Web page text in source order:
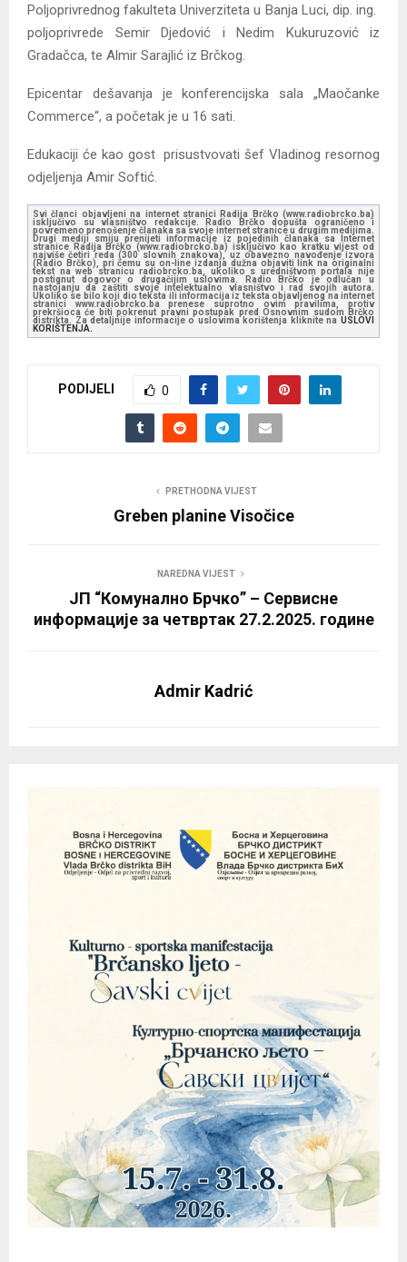
Poljoprivrednog fakulteta Univerziteta u Banja Luci, dip. ing.
poljoprivrede Semir Djedović i Nedim Kukuruzović iz
Gradačca, te Almir Sarajlić iz Brčkog.
Epicentar dešavanja je konferencijska sala „Maočanke
Commerce“, a početak je u 16 sati.
Edukaciji će kao gost prisustvovati šef Vladinog resornog
odjeljenja Amir Softić.
Svi članci objavljeni na internet stranici Radija Brčko (www.radiobrcko.ba)
isključivo su vlasništvo redakcije. Radio Brčko dopušta ograničeno i
povremeno prenošenje članaka sa svoje internet stranice u drugim medijima.
Drugi mediji smiju prenijeti informacije iz pojedinih članaka sa Internet
stranice Radija Brčko (www.radiobrcko.ba) isključivo kao kratku vijest od
najviše četiri reda (300 slovnih znakova), uz obavezno navođenje izvora
(Radio Brčko), pri čemu su on-line izdanja dužna objaviti link na originalni
tekst na web stranicu radiobrcko.ba, ukoliko s uredništvom portala nije
postignut dogovor o drugačijim uslovima. Radio Brčko je odlučan u
nastojanju da zaštiti svoje intelektualno vlasništvo i rad svojih autora.
Ukoliko se bilo koji dio teksta ili informacija iz teksta objavljenog na internet
stranici www.radiobrcko.ba prenese suprotno ovim pravilima, protiv
prekršioca će biti pokrenut pravni postupak pred Osnovnim sudom Brčko
distrikta. Za detaljnije informacije o uslovima korištenja kliknite na USLOVI
KORIŠTENJA.
PODIJELI 0
PRETHODNA VIJEST
Greben planine Visočice
NAREDNA VIJEST
ЈП “Комунално Брчко” – Сервисне
информације за четвртак 27.2.2025. године
Admir Kadrić